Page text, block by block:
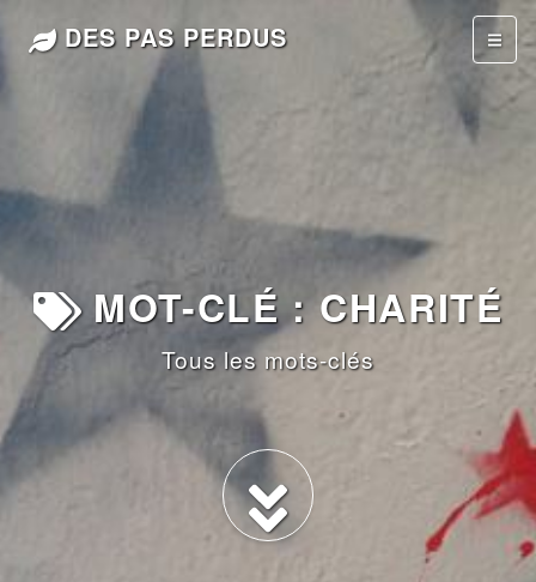
DES PAS PERDUS
MOT-CLÉ : CHARITÉ
Tous les mots-clés